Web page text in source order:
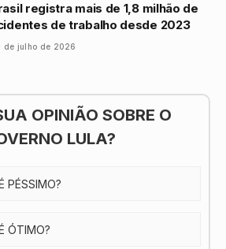
registra mais de 1,8 milhão de
de trabalho desde 2023
de julho de 2026
OPINIÃO SOBRE O
LULA?
PÉSSIMO?
ÓTIMO?